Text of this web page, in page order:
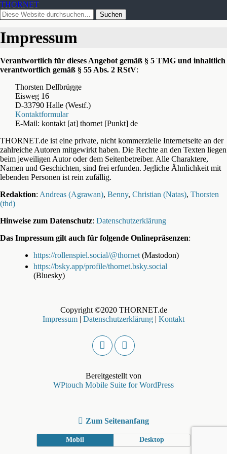
THORNET
Impressum
Verantwortlich für dieses Angebot gemäß § 5 TMG und inhaltlich
verantwortlich gemäß § 55 Abs. 2 RStV:
Thorsten Dellbrügge
Eisweg 16
D-33790 Halle (Westf.)
Kontaktformular
E-Mail: kontakt [at] thornet [Punkt] de
THORNET.de ist eine private, nicht kommerzielle Internetseite an der
zahlreiche Autoren mitgewirkt haben. Die Rechte an den Texten liegen
beim jeweiligen Autor oder dem Seitenbetreiber. Alle Charaktere,
Namen und Geschichten, sind frei erfunden. Jegliche Ähnlichkeit mit
lebenden Personen ist rein zufällig.
Redaktion: Andreas (Agrawan), Benny, Christian (Natas), Thorsten
(thd)
Hinweise zum Datenschutz: Datenschutzerklärung
Das Impressum gilt auch für folgende Onlinepräsenzen:
https://rollenspiel.social/@thornet(Mastodon)
https://bsky.app/profile/thornet.bsky.social
(Bluesky)
Copyright ©2020 THORNET.de
Impressum | Datenschutzerklärung | Kontakt
Bereitgestellt von
WPtouch Mobile Suite for WordPress
Zum Seitenanfang
Mobil Desktop